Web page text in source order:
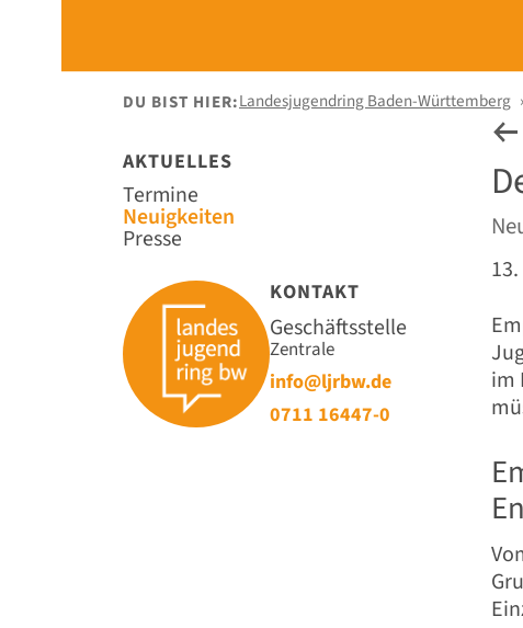
DU BIST HIER:Landesjugendring Baden-Württemberg
AKTUELLES
Navigation
überspringen
Termine
Neuigkeiten
Presse
KONTAKT
Geschäftsstelle
Zentrale
info@ljrbw.de
0711 16447-0
im